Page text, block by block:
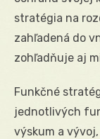
stratégia na
zahľadená do
zohľadňuje aj
Funkčné
jednotlivých
výskum a